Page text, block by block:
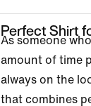
Perfect Shirt
As someone
amount of time
always on the
that combines